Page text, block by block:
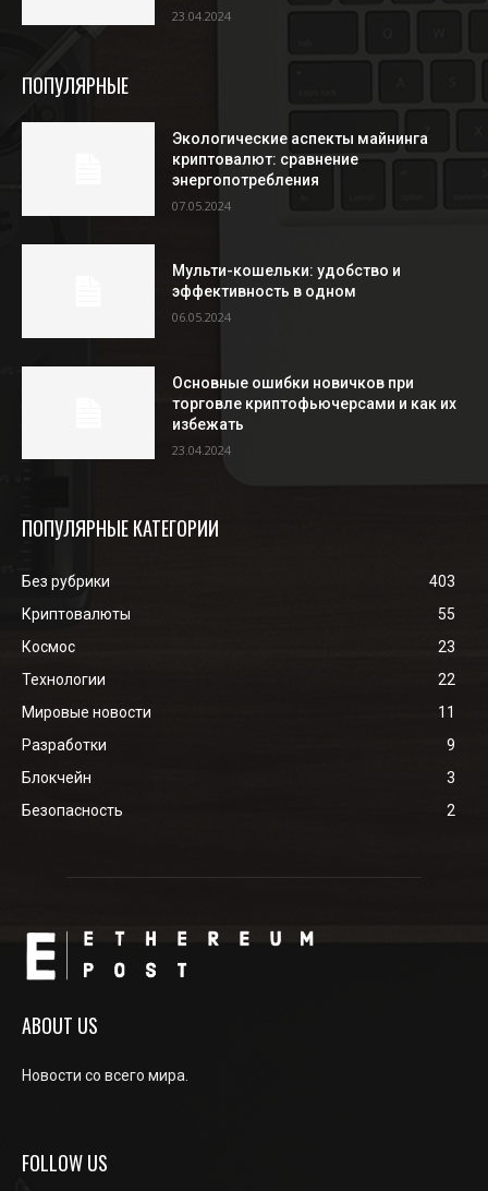
23.04.2024
ПОПУЛЯРНЫЕ
Экологические аспекты майнинга
криптовалют: сравнение
энергопотребления
07.05.2024
Мульти-кошельки: удобство и
эффективность в одном
06.05.2024
Основные ошибки новичков при
торговле криптофьючерсами и как их
избежать
23.04.2024
ПОПУЛЯРНЫЕ КАТЕГОРИИ
Без рубрики
403
Криптовалюты
55
Космос
23
Технологии
22
Мировые новости
11
Разработки
9
Блокчейн
3
Безопасность
2
ABOUT US
Новости со всего мира.
FOLLOW US